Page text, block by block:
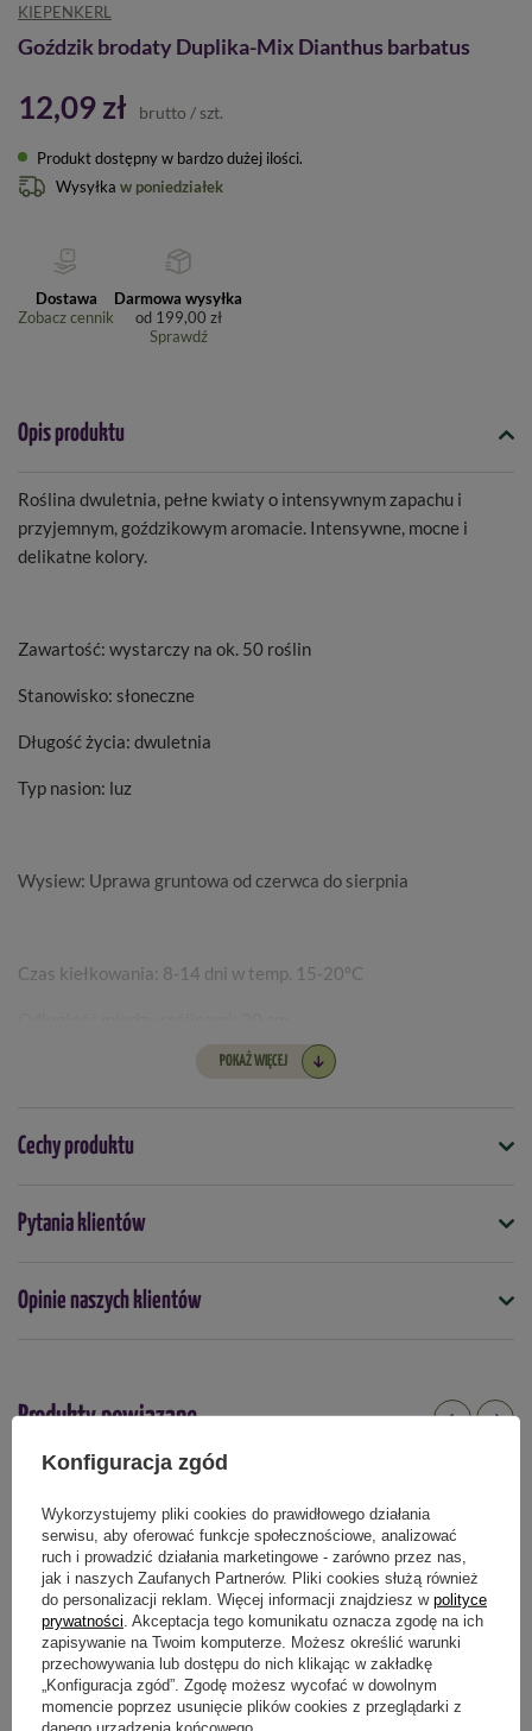
KIEPENKERL
Goździk brodaty Duplika-Mix Dianthus barbatus
12,09 zł brutto / szt.
Produkt dostępny w bardzo dużej ilości
Wysyłka w poniedziałek
Dostawa
Zobacz cennik
Darmowa wysyłka
od 199,00 zł
Sprawdź
Opis produktu
Roślina dwuletnia, pełne kwiaty o intensywnym zapachu i
przyjemnym, goździkowym aromacie. Intensywne, mocne i
delikatne kolory.
Zawartość: wystarczy na ok. 50 roślin
Stanowisko: słoneczne
Długość życia: dwuletnia
Typ nasion: luz
Wysiew: Uprawa gruntowa od czerwca do sierpnia
Czas kiełkowania: 8-14 dni w temp. 15-20°C
Odległość między grządkami: 25 cm
Kwitnienie: VI-VIII
POKAŻ WIĘCEJ
Cechy produktu
Symbol
4000159086777
nie
maj czerwiec
Podmiot odpowiedzialny za ten produkt na terenie UE Więcej
Pytania klientów
Opinie naszych klientów
Produkty powiązane
Konfiguracja zgód
Wykorzystujemy pliki cookies do prawidłowego działania
serwisu, aby oferować funkcje społecznościowe, analizować
ruch i prowadzić działania marketingowe - zarówno przez nas,
jak i naszych Zaufanych Partnerów. Pliki cookies służą również
do personalizacji reklam. Więcej informacji znajdziesz w polityce
prywatności . Akceptacja tego komunikatu oznacza zgodę na ich
zapisywanie na Twoim komputerze. Możesz określić warunki
przechowywania lub dostępu do nich klikając w zakładkę
„Konfiguracja zgód”. Zgodę możesz wycofać w dowolnym
momencie poprzez usunięcie plików cookies z przeglądarki z